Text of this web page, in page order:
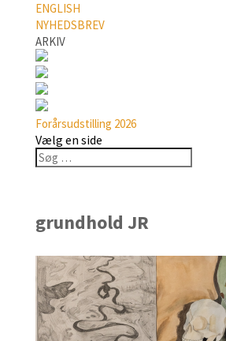
ENGLISH
NYHEDSBREV
ARKIV
Forårsudstilling 2026
Vælg en side
grundhold JR